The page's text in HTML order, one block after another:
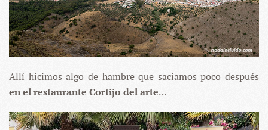
Allí hicimos algo de hambre que saciamos poco después
en el restaurante Cortijo del arte…